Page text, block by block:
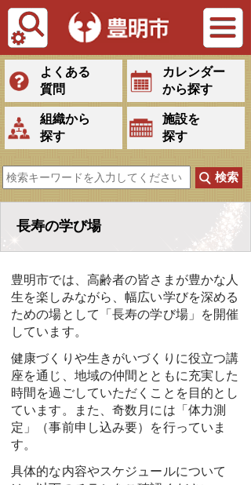
Tiếng Việt
よくある
質問
カレンダー
から探す
組織から
探す
施設を
探す
長寿の学び場
豊明市では、高齢者の皆さまが豊かな人
生を楽しみながら、幅広い学びを深める
ための場として「長寿の学び場」を開催
しています。
健康づくりや生きがいづくりに役立つ講
座を通じ、地域の仲間とともに充実した
時間を過ごしていただくことを目的とし
ています。
また、奇数月には「体力測
定」（事前申し込み要）を行っていま
す。
具体的な内容やスケジュールについて